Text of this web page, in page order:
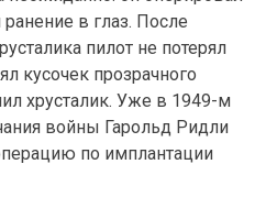
в глаз. После
пилот не потерял
кусочек прозрачного
хрусталик. Уже в 1949-м
войны Гарольд Ридли
по имплантации